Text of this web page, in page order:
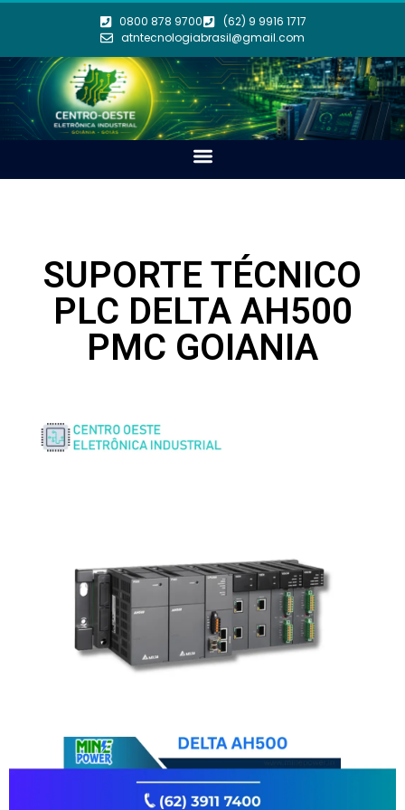
0800 878 9700
(62) 9 9916 1717
atntecnologiabrasil@gmail.com
SUPORTE TÉCNICO
PLC DELTA AH500
PMC GOIANIA